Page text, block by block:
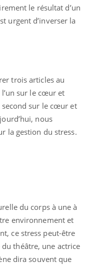
le résultat d’un
urgent d’inverser la
trois articles au
l’un sur le cœur et
second sur le cœur et
nous
la gestion du stress.
du corps à une à
environnement et
ce stress peut-être
théâtre, une actrice
dira souvent que